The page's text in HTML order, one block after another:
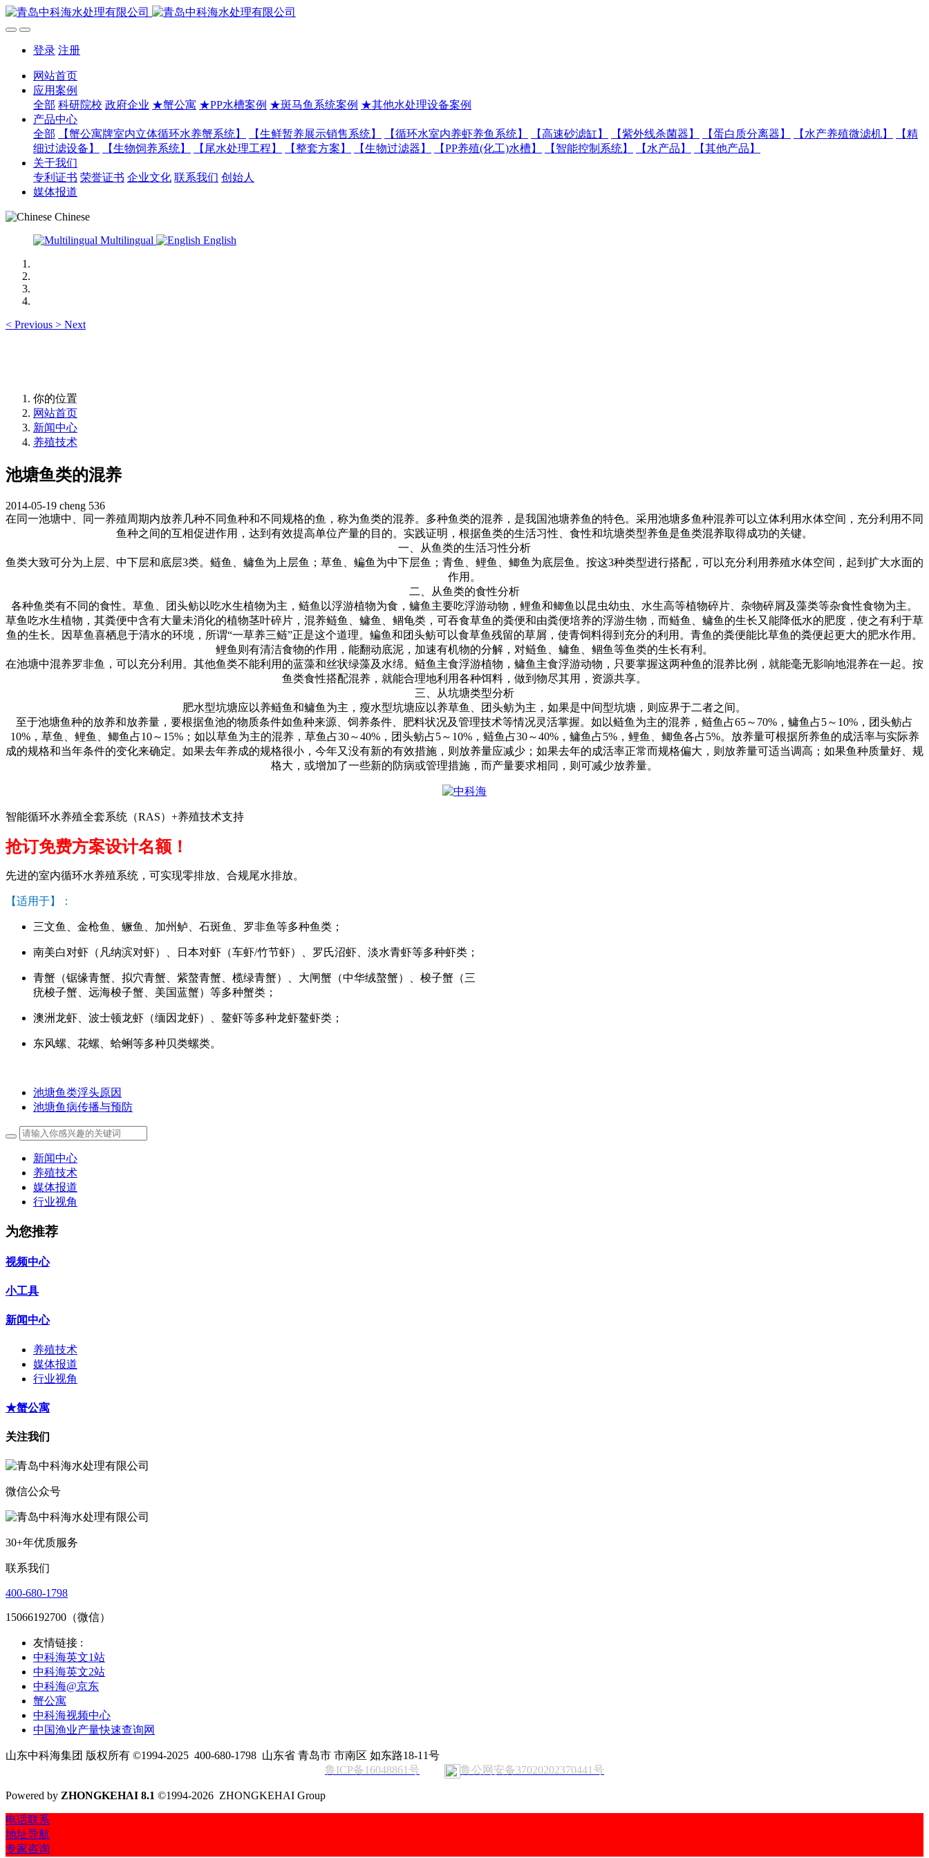
登录 注册
网站首页
应用案例
全部 科研院校 政府企业 ★蟹公寓 ★PP水槽案例 ★斑马鱼系统案例 ★其他水处理设备案例
产品中心
全部
【蟹公寓牌室内立体循环水养蟹系统】 【生鲜暂养展示销售系统】 【循环水室内养虾养鱼系统】 【高速砂滤缸】 【紫外线杀菌器】 【蛋白质分离器】 【水产养殖微滤机】
【精
细过滤设备】
【生物饲养系统】 【尾水处理工程】 【整套方案】 【生物过滤器】 【PP养殖(化工)水槽】 【智能控制系统】 【水产品】
【其他产品】
关于我们
专利证书 荣誉证书 企业文化 联系我们 创始人
媒体报道
Chinese
Multilingual
English
< Previous > Next
你的位置
网站首页
新闻中心
养殖技术
池塘鱼类的混养
2014-05-19 cheng 536
在同一池塘中、同一养殖周期内放养几种不同鱼种和不同规格的鱼，称为鱼类的混养。多种鱼类的混养，是我国池塘养鱼的特色。采用池塘多鱼种混养可以立体利用水体空间，充分利用不同
鱼种之间的互相促进作用，达到有效提高单位产量的目的。实践证明，根据鱼类的生活习性、食性和坑塘类型养鱼是鱼类混养取得成功的关键。
一、从鱼类的生活习性分析
鱼类大致可分为上层、中下层和底层3类。鲢鱼、鳙鱼为上层鱼；草鱼、鳊鱼为中下层鱼；青鱼、鲤鱼、鲫鱼为底层鱼。按这3种类型进行搭配，可以充分利用养殖水体空间，起到扩大水面的
作用。
二、从鱼类的食性分析
各种鱼类有不同的食性。草鱼、团头鲂以吃水生植物为主，鲢鱼以浮游植物为食，鳙鱼主要吃浮游动物，鲤鱼和鲫鱼以昆虫幼虫、水生高等植物碎片、杂物碎屑及藻类等杂食性食物为主。
草鱼吃水生植物，其粪便中含有大量未消化的植物茎叶碎片，混养鲢鱼、鳙鱼、鲴龟类，可吞食草鱼的粪便和由粪便培养的浮游生物，而鲢鱼、鳙鱼的生长又能降低水的肥度，使之有利于草
鱼的生长。因草鱼喜栖息于清水的环境，所谓“一草养三鲢”正是这个道理。鳊鱼和团头鲂可以食草鱼残留的草屑，使青饲料得到充分的利用。青鱼的粪便能比草鱼的粪便起更大的肥水作用。
鲤鱼则有清洁食物的作用，能翻动底泥，加速有机物的分解，对鲢鱼、鳙鱼、鲴鱼等鱼类的生长有利。
在池塘中混养罗非鱼，可以充分利用。其他鱼类不能利用的蓝藻和丝状绿藻及水绵。鲢鱼主食浮游植物，鳙鱼主食浮游动物，只要掌握这两种鱼的混养比例，就能毫无影响地混养在一起。按
鱼类食性搭配混养，就能合理地利用各种饵料，做到物尽其用，资源共享。
三、从坑塘类型分析
肥水型坑塘应以养鲢鱼和鳙鱼为主，瘦水型坑塘应以养草鱼、团头鲂为主，如果是中间型坑塘，则应界于二者之间。
至于池塘鱼种的放养和放养量，要根据鱼池的物质条件如鱼种来源、饲养条件、肥料状况及管理技术等情况灵活掌握。如以鲢鱼为主的混养，鲢鱼占65～ 70% ，鳙鱼占5～ 10% ，团头鲂占
10%，草鱼、鲤鱼、鲫鱼占10～ 15%；如以草鱼为主的混养，草鱼占30～40%，团头鲂占5～ 10%，鲢鱼占30～40%，鳙鱼占5%，鲤鱼、鲫鱼各占5%。放养量可根据所养鱼的成活率与实际养
成的规格和当年条件的变化来确定。如果去年养成的规格很小，今年又没有新的有效措施，则放养量应减少；如果去年的成活率正常而规格偏大，则放养量可适当调高；如果鱼种质量好、规
格大，或增加了一些新的防病或管理措施，而产量要求相同，则可减少放养量。
智能循环水养殖全套系统（RAS）+养殖技术支持
抢订免费方案设计名额！
先进的室内循环水养殖系统，可实现零排放、合规尾水排放。
【适用于】：
三文鱼、金枪鱼、鳜鱼、加州鲈、石斑鱼、罗非鱼等多种鱼类；
南美白对虾（凡纳滨对虾）、日本对虾（车虾/竹节虾）、罗氏沼虾、淡水青虾等多种虾类；
青蟹（锯缘青蟹、拟穴青蟹、紫螯青蟹、榄绿青蟹）、大闸蟹（中华绒螯蟹）、梭子蟹（三
疣梭子蟹、远海梭子蟹、美国蓝蟹）等多种蟹类；
澳洲龙虾、波士顿龙虾（缅因龙虾）、鳌虾等多种龙虾鳌虾类；
东风螺、花螺、蛤蜊等多种贝类螺类。
池塘鱼类浮头原因
池塘鱼病传播与预防
新闻中心
养殖技术
媒体报道
行业视角
为您推荐
视频中心
小工具
新闻中心
养殖技术
媒体报道
行业视角
★蟹公寓
关注我们
微信公众号
30+年优质服务
联系我们
400-680-1798
15066192700（微信）
友情链接 :
中科海英文1站
中科海英文2站
中科海@京东
蟹公寓
中科海视频中心
中国渔业产量快速查询网
山东中科海集团 版权所有 ©1994-2025 400-680-1798 山东省 青岛市 市南区 如东路18-11号
鲁ICP备16048861号
鲁公网安备37020202370441号
Powered by ZHONGKEHAI 8.1 ©1994-2026 ZHONGKEHAI Group
电话联系
地址导航
专家咨询